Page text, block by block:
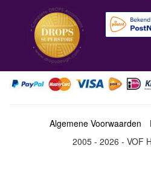
Algemene Voorwaarden
2005 - 2026 - VOF